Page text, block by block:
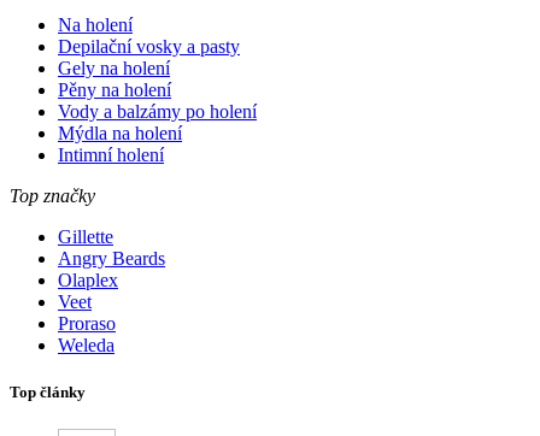
Na holení
Depilační vosky a pasty
Gely na holení
Pěny na holení
Vody a balzámy po holení
Mýdla na holení
Intimní holení
Top značky
Gillette
Angry Beards
Olaplex
Veet
Proraso
Weleda
Top články